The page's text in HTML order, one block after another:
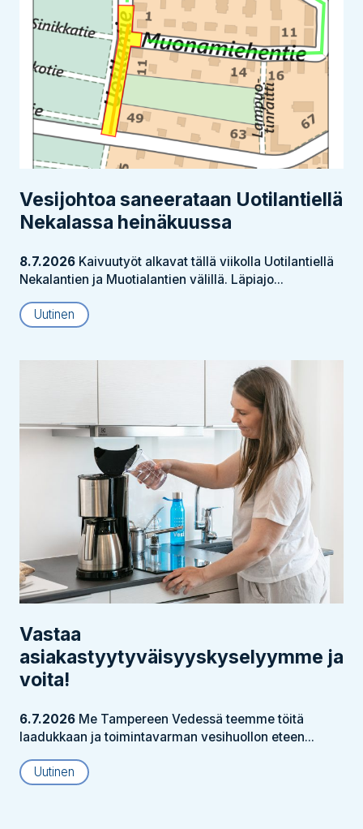
Vesijohtoa saneerataan Uotilantiellä
Nekalassa heinäkuussa
8.7.2026 Kaivuutyöt alkavat tällä viikolla Uotilantiellä
Nekalantien ja Muotialantien välillä. Läpiajo...
Uutinen
Vastaa
asiakastyytyväisyyskyselyymme ja
voita!
6.7.2026 Me Tampereen Vedessä teemme töitä
laadukkaan ja toimintavarman vesihuollon eteen...
Uutinen